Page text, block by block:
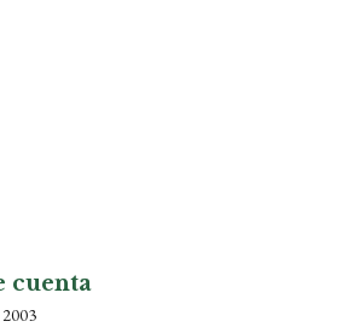
cuenta